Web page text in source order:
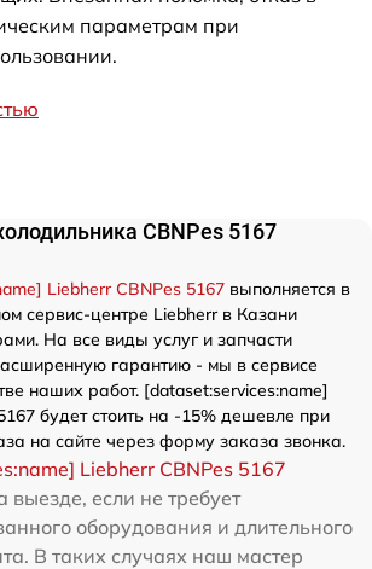
параметрам при
CBNPes 5167
Liebherr CBNPes 5167 выполняется в
сервис-центре Liebherr в Казани
На все виды услуг и запчасти
гарантию - мы в сервисе
наших работ. [dataset:services:name]
будет стоить на -15% дешевле при
на сайте через форму заказа звонка.
Liebherr CBNPes 5167
выезде, если не требует
оборудования и длительного
В таких случаях наш мастер